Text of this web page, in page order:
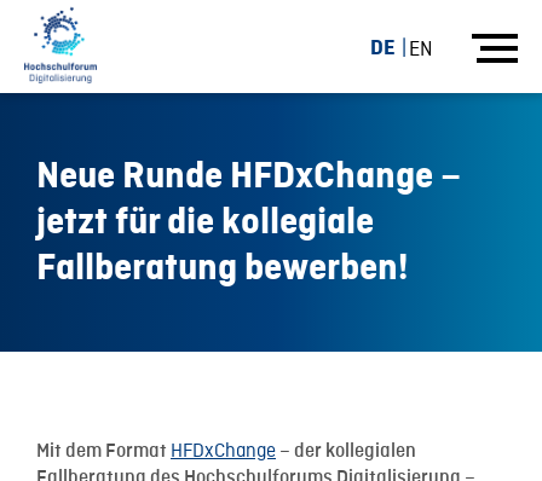
DE EN
Neue Runde HFDxChange –
jetzt für die kollegiale
Fallberatung bewerben!
Mit dem Format HFDxChange – der kollegialen